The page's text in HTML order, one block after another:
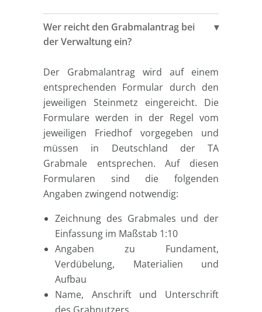
Wer reicht den Grabmalantrag bei
der Verwaltung ein?
Der Grabmalantrag wird auf einem
entsprechenden Formular durch den
jeweiligen Steinmetz eingereicht. Die
Formulare werden in der Regel vom
jeweiligen Friedhof vorgegeben und
müssen in Deutschland der TA
Grabmale entsprechen. Auf diesen
Formularen sind die folgenden
Angaben zwingend notwendig:
Zeichnung des Grabmales und der
Einfassung im Maßstab 1:10
Angaben zu Fundament,
Verdübelung, Materialien und
Aufbau
Name, Anschrift und Unterschrift